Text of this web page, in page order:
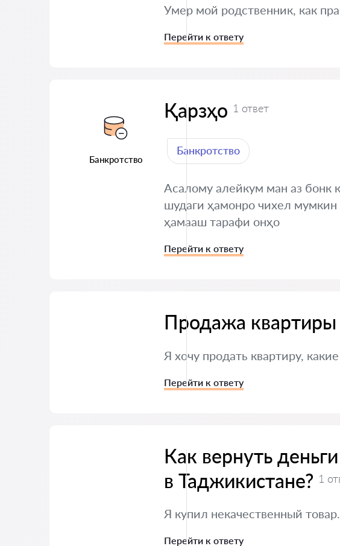
Умер мой родственник, как
Перейти к ответу
Банкротство
Қарзҳо 1 ответ
Банкротство
Асалому алейкум ман аз бонк
шудаги ҳамонро чихел
ҳамааш тарафи онҳо
Перейти к ответу
Продажа квартиры
Я хочу продать квартиру,
Перейти к ответу
Как вернуть
в Таджикистане? 1
Я купил некачественный
Перейти к ответу